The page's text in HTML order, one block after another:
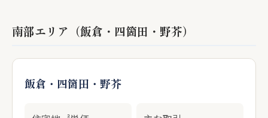
南部エリア（飯倉・四箇田・野芥）
飯倉・四箇田・野芥